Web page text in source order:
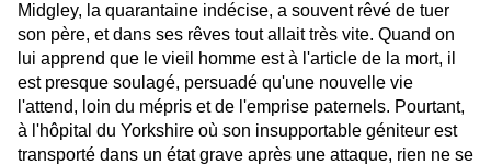
Midgley, la quarantaine indécise, a souvent rêvé de tuer
son père, et dans ses rêves tout allait très vite. Quand on
lui apprend que le vieil homme est à l'article de la mort, il
est presque soulagé, persuadé qu'une nouvelle vie
l'attend, loin du mépris et de l'emprise paternels. Pourtant,
à l'hôpital du Yorkshire où son insupportable géniteur est
transporté dans un état grave après une attaque, rien ne se